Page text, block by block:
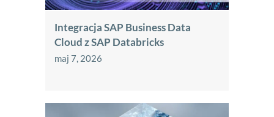
Integracja SAP Business Data
Cloud z SAP Databricks
maj 7, 2026